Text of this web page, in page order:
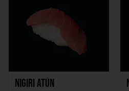
Nigiri Atún